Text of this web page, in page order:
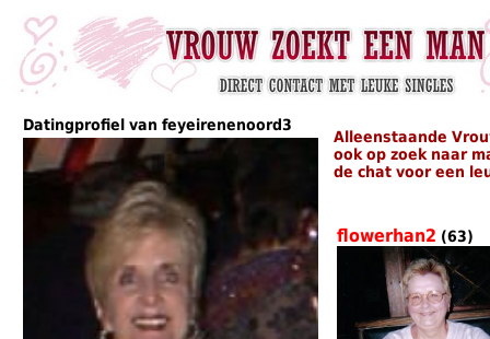
Datingprofiel van feyeirenenoord3
Alleenstaande
ook op zoek naar
de chat voor een
flowerhan2 (63)